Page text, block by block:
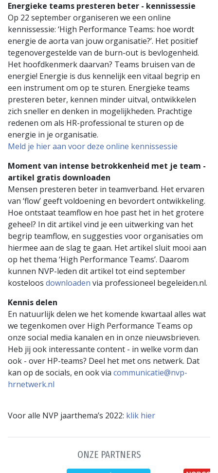
Energieke teams presteren beter - kennissessie
Op 22 september organiseren we een online
kennissessie: ‘High Performance Teams: hoe wordt
energie de aorta van jouw organisatie?’. Het positief
tegenovergestelde van de burn-out is bevlogenheid.
Het hoofdkenmerk daarvan? Teams bruisen van de
energie! Energie is dus kennelijk een vitaal begrip en
een instrument om op te sturen. Energieke teams
presteren beter, kennen minder uitval, ontwikkelen
zich sneller en denken in mogelijkheden. Prachtige
redenen om als HR-professional te sturen op de
energie in je organisatie.
Meld je hier aan voor deze online kennissessie
Moment van intense betrokkenheid met je team -
artikel gratis downloaden
Mensen presteren beter in teamverband. Het ervaren
van ‘flow’ geeft voldoening en bevordert ontwikkeling.
Hoe ontstaat teamflow en hoe past het in het grotere
geheel? In dit artikel vind je een uitwerking van het
begrip teamflow, en suggesties voor organisaties om
hiermee aan de slag te gaan. Het artikel sluit mooi aan
op het thema ‘High Performance Teams’. Daarom
kunnen NVP-leden dit artikel tot eind september
kosteloos downloaden via professioneel begeleiden.nl.
Kennis delen
En natuurlijk delen we het komende kwartaal alles wat
we tegenkomen over High Performance Teams op
onze social media kanalen en in onze nieuwsbrieven.
Heb jij ook interessante content - in welke vorm dan
ook - over HP-teams? Deel het met ons netwerk. Dat
kan op de socials, en ook via communicatie@nvp-
hrnetwerk.nl
Voor alle NVP jaarthema’s 2022: klik hier
ONZE PARTNERS